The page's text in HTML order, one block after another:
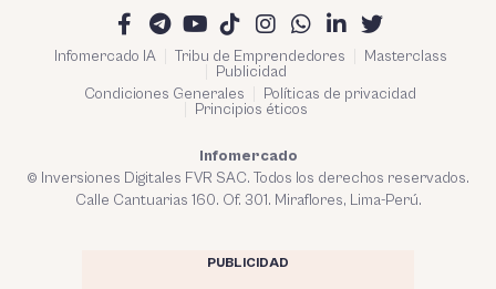
Infomercado IA Tribu de Emprendedores
Masterclass
Publicidad
Condiciones Generales
Políticas de privacidad
Principios éticos
Infomercado
© Inversiones Digitales FVR SAC. Todos los derechos reservados.
Calle Cantuarias 160. Of. 301. Miraflores, Lima-Perú.
PUBLICIDAD